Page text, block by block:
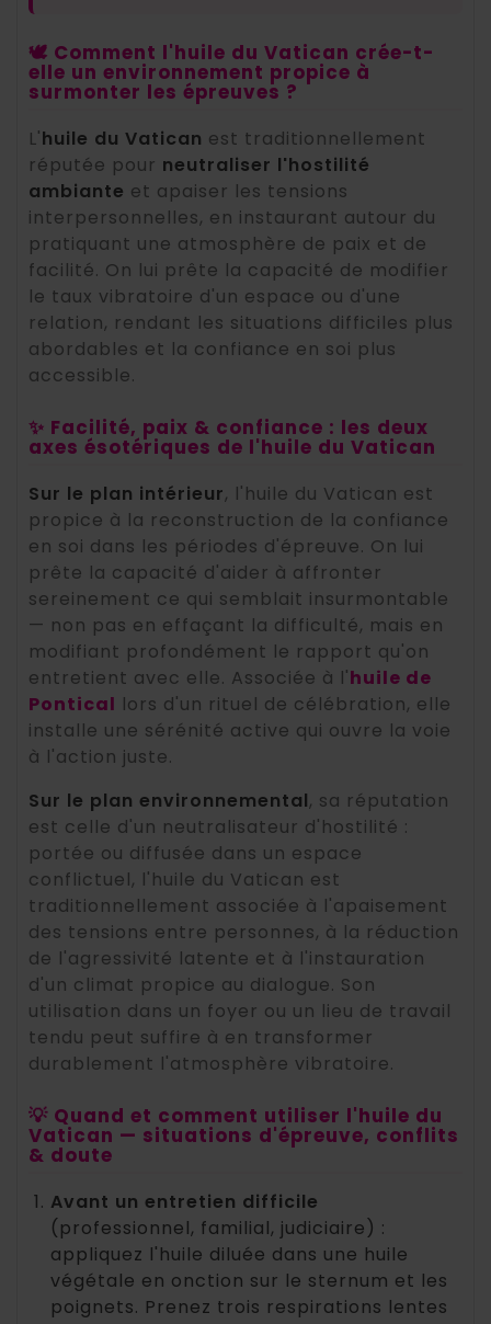
🕊️ Comment l'huile du Vatican crée-t-
elle un environnement propice à
surmonter les épreuves ?
L'huile du Vatican est traditionnellement
réputée pour neutraliser l'hostilité
ambiante et apaiser les tensions
interpersonnelles, en instaurant autour du
pratiquant une atmosphère de paix et de
facilité. On lui prête la capacité de modifier
le taux vibratoire d'un espace ou d'une
relation, rendant les situations difficiles plus
abordables et la confiance en soi plus
accessible.
✨ Facilité, paix & confiance : les deux
axes ésotériques de l'huile du Vatican
Sur le plan intérieur, l'huile du Vatican est
propice à la reconstruction de la confiance
en soi dans les périodes d'épreuve. On lui
prête la capacité d'aider à affronter
sereinement ce qui semblait insurmontable
— non pas en effaçant la difficulté, mais en
modifiant profondément le rapport qu'on
entretient avec elle. Associée à l'huile de
Pontical lors d'un rituel de célébration, elle
installe une sérénité active qui ouvre la voie
à l'action juste.
Sur le plan environnemental, sa réputation
est celle d'un neutralisateur d'hostilité :
portée ou diffusée dans un espace
conflictuel, l'huile du Vatican est
traditionnellement associée à l'apaisement
des tensions entre personnes, à la réduction
de l'agressivité latente et à l'instauration
d'un climat propice au dialogue. Son
utilisation dans un foyer ou un lieu de travail
tendu peut suffire à en transformer
durablement l'atmosphère vibratoire.
💡 Quand et comment utiliser l'huile du
Vatican — situations d'épreuve, conflits
& doute
Avant un entretien difficile
(professionnel, familial, judiciaire) :
appliquez l'huile diluée dans une huile
végétale en onction sur le sternum et les
poignets. Prenez trois respirations lentes